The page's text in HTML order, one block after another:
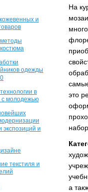
и
одежды
в
с молодежью
экспозиций и
текстиля и
На
это
а